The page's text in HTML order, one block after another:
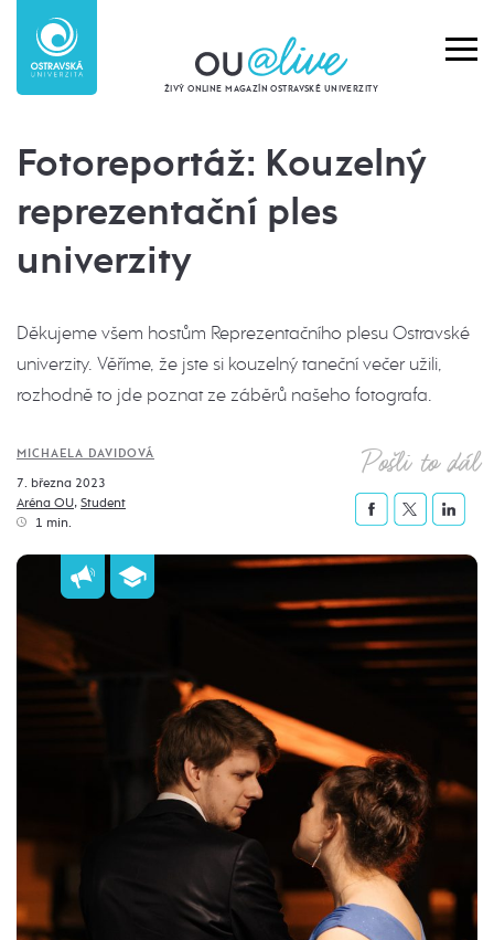
ŽIVÝ ONLINE MAGAZÍN OSTRAVSKÉ UNIVERZITY
Fotoreportáž: Kouzelný
reprezentační ples
univerzity
Děkujeme všem hostům Reprezentačního plesu Ostravské
univerzity. Věříme, že jste si kouzelný taneční večer užili,
rozhodně to jde poznat ze záběrů našeho fotografa.
MICHAELA DAVIDOVÁ
7. března 2023
Aréna OU, Student
1 min.
Pošli to dál